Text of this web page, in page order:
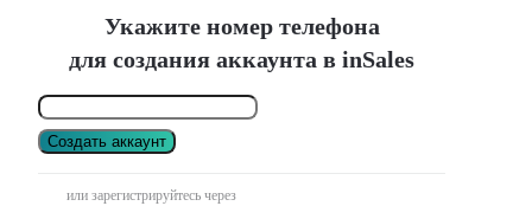
Укажите номер телефона
для создания аккаунта в inSales
Создать аккаунт
или зарегистрируйтесь через